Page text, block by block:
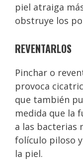
piel atraiga
obstruye los
REVENTARLOS
Pinchar o
provoca
que también
medida que la
a las bacterias
folículo piloso
la piel.